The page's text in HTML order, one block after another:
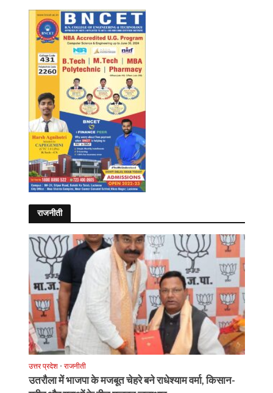
राजनीती
उत्तर प्रदेश • राजनीती
उतरौला में भाजपा के मजबूत चेहरे बने राधेश्याम वर्मा, किसान-